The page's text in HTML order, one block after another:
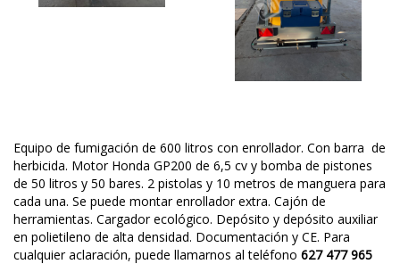
Equipo de fumigación de 600 litros con enrollador. Con barra de
herbicida. Motor Honda GP200 de 6,5 cv y bomba de pistones
de 50 litros y 50 bares. 2 pistolas y 10 metros de manguera para
cada una. Se puede montar enrollador extra. Cajón de
herramientas. Cargador ecológico. Depósito y depósito auxiliar
en polietileno de alta densidad. Documentación y CE. Para
cualquier aclaración, puede llamarnos al teléfono 627 477 965